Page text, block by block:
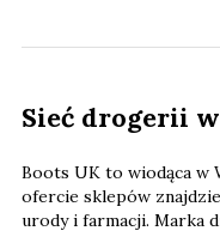
Sieć drogerii
Boots UK to wiodąca w
ofercie sklepów
urody i farmacji. Marka